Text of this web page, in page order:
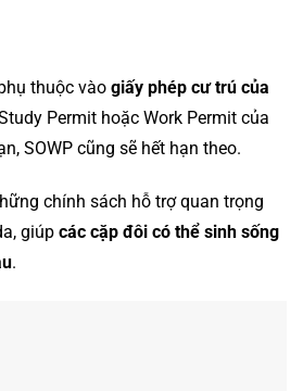
thuộc vào giấy phép cư trú của
Permit hoặc Work Permit của
SOWP cũng sẽ hết hạn theo.
chính sách hỗ trợ quan trọng
giúp các cặp đôi có thể sinh sống
.